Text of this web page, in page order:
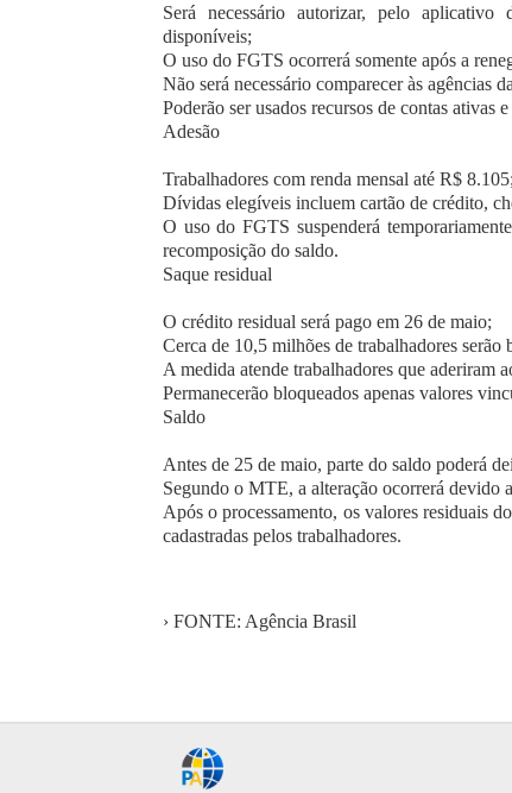
Será necessário autorizar, pelo
disponíveis;
O uso do FGTS ocorrerá somente após a
Não será necessário comparecer às agências
Poderão ser usados recursos de contas
Adesão
Trabalhadores com renda mensal até R$ 8.105;
Dívidas elegíveis incluem cartão de crédito,
O uso do FGTS suspenderá
recomposição do saldo.
Saque residual
O crédito residual será pago em 26 de maio;
Cerca de 10,5 milhões de trabalhadores serão
A medida atende trabalhadores que aderiram
Permanecerão bloqueados apenas valores
Saldo
Antes de 25 de maio, parte do saldo poderá
Segundo o MTE, a alteração ocorrerá devido
Após o processamento, os valores residuais
cadastradas pelos trabalhadores.
› FONTE: Agência Brasil